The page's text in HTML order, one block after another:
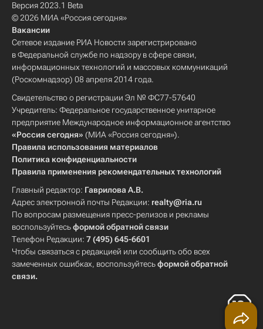
Версия 2023.1 Beta
© 2026 МИА «Россия сегодня»
Вакансии
Сетевое издание РИА Новости зарегистрировано
в Федеральной службе по надзору в сфере связи,
информационных технологий и массовых коммуникаций
(Роскомнадзор) 08 апреля 2014 года.
Свидетельство о регистрации Эл № ФС77-57640
Учредитель: Федеральное государственное унитарное
предприятие Международное информационное агентство
«Россия сегодня» (МИА «Россия сегодня»).
Правила использования материалов
Политика конфиденциальности
Правила применения рекомендательных технологий
Главный редактор: Гаврилова А.В.
Адрес электронной почты Редакции: realty@ria.ru
По вопросам размещения пресс-релизов и рекламы
воспользуйтесьформой обратной связи
Телефон Редакции: 7 (495) 645-6601
Чтобы связаться с редакцией или сообщить обо всех
замеченных ошибках, воспользуйтесьформой обратной
связи.